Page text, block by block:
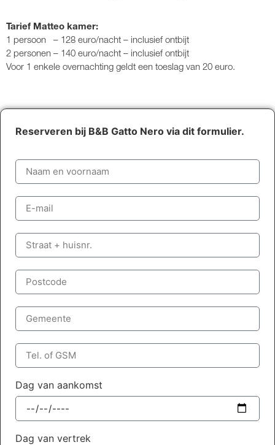
Tarief Matteo kamer:
1 persoon – 128 euro/nacht – inclusief ontbijt
2 personen – 140 euro/nacht – inclusief ontbijt
Voor 1 enkele overnachting geldt een toeslag van 20 euro.
Reserveren bij B&B Gatto Nero via dit formulier.
Dag van aankomst
Dag van vertrek